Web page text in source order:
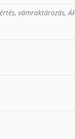
vámraktározás,